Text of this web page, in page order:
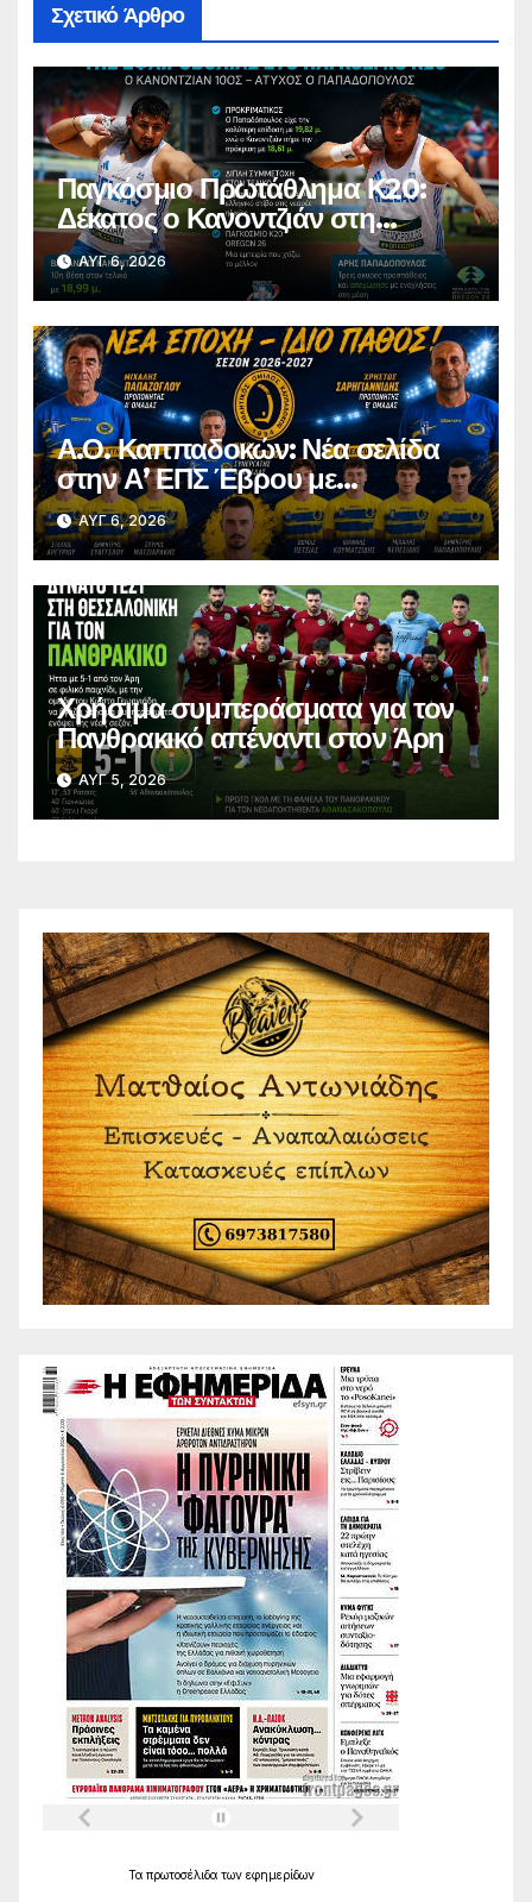
Σχετικό Άρθρο
Παγκόσμιο Πρωτάθλημα Κ20:
Δέκατος ο Κανοντζιάν στη
σφαιροβολία – Άτυχος ο
Παπαδόπουλος στον τελικό
ΑΥΓ 6, 2026
Α.Ο. Καππαδοκών: Νέα σελίδα
στην Α’ ΕΠΣ Έβρου με
φιλοδοξίες, σταθερότητα και
επένδυση στη νέα γενιά
ΑΥΓ 6, 2026
Χρήσιμα συμπεράσματα για τον
Πανθρακικό απέναντι στον Άρη
ΑΥΓ 5, 2026
Τα πρωτοσέλιδα των εφημερίδων